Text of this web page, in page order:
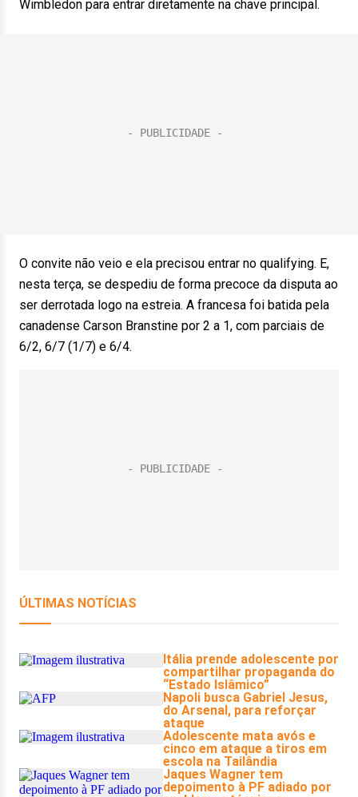
Wimbledon para entrar diretamente na chave principal.
O convite não veio e ela precisou entrar no qualifying. E,
nesta terça, se despediu de forma precoce da disputa ao
ser derrotada logo na estreia. A francesa foi batida pela
canadense Carson Branstine por 2 a 1, com parciais de
6/2, 6/7 (1/7) e 6/4.